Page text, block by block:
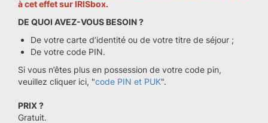
à cet effet sur IRISbox.
DE QUOI AVEZ-VOUS BESOIN ?
De votre carte d’identité ou de votre titre de séjour ;
De votre code PIN.
Si vous n’êtes plus en possession de votre code pin,
veuillez cliquer ici, "code PIN et PUK".
PRIX ?
Gratuit.